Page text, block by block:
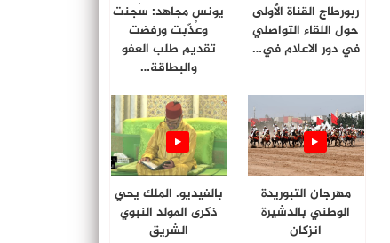
ربورطاج القناة الأولى
حول اللقاء التواصلي
في دور الاعلام في…
يونس مجاهد: سُجنت
وعُذّبت ورفضت
تقديم طلب العفو
والبطاقة…
مهرجان التبوريدة
الوطني بالدشيرة
انزكان
بالفيديو. الملك يحي
ذكرى المولد النبوي
الشريق